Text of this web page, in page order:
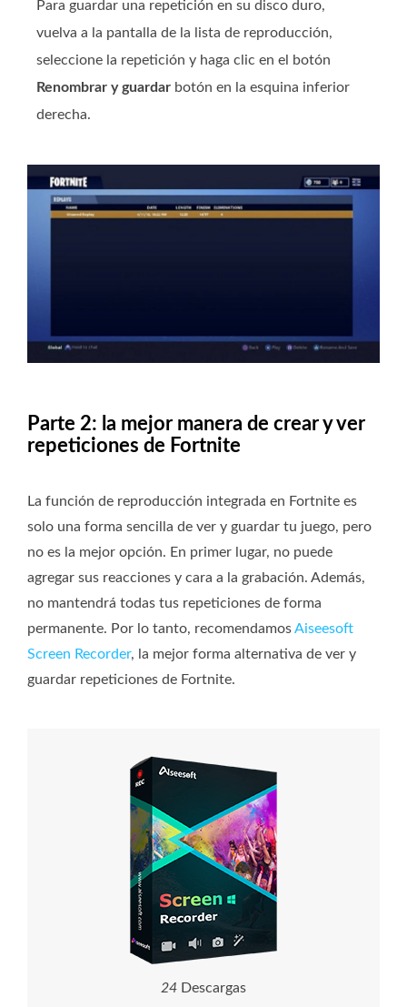
Para guardar una repetición en su disco duro,
vuelva a la pantalla de la lista de reproducción,
seleccione la repetición y haga clic en el botón
Renombrar y guardar botón en la esquina inferior
derecha.
Parte 2: la mejor manera de crear y ver
repeticiones de Fortnite
La función de reproducción integrada en Fortnite es
solo una forma sencilla de ver y guardar tu juego, pero
no es la mejor opción. En primer lugar, no puede
agregar sus reacciones y cara a la grabación. Además,
no mantendrá todas tus repeticiones de forma
permanente. Por lo tanto, recomendamosAiseesoft
Screen Recorder, la mejor forma alternativa de ver y
guardar repeticiones de Fortnite.
28 Descargas